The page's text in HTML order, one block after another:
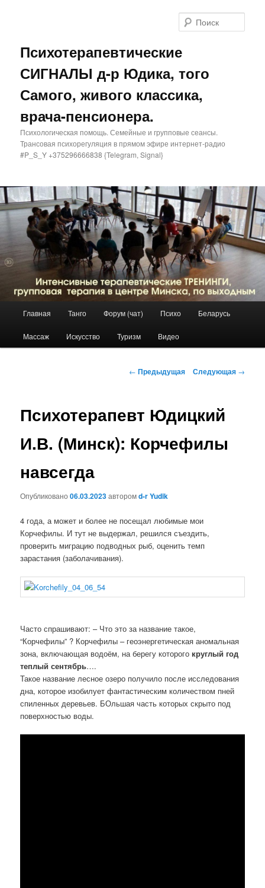
Психотерапевтические
СИГНАЛЫ д-р Юдика, того
Самого, живого классика,
врача-пенсионера.
Психологическая помощь. Семейные и групповые сеансы.
Трансовая психорегуляция в прямом эфире интернет-радио
#P_S_Y +375296666838 {Telegram, Signal}
Перейти
к
Главная Танго Форум (чат) Психо Беларусь
Массаж Искусство Туризм Видео
Навигация
← Предыдущая Следующая →
Психотерапевт Юдицкий
И.В. (Минск): Корчефилы
навсегда
Опубликовано06.03.2023авторомd-r Yudik
4 года, а может и более не посещал любимые мои
Корчефилы. И тут не выдержал, решился съездить,
проверить миграцию подводных рыб, оценить темп
зарастания (заболачивания).
Часто спрашивают: – Что это за название такое,
“Корчефилы” ? Корчефилы – геоэнергетическая аномальная
зона, включающая водоём, на берегу которого круглый год
теплый сентябрь….
Такое название лесное озеро получило после исследования
дна, которое изобилует фантастическим количеством пней
спиленных деревьев. БОльшая часть которых скрыто под
поверхностью воды.